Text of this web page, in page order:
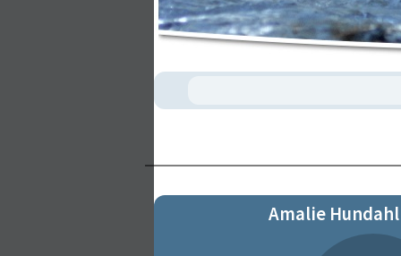
Amalie Hundahl